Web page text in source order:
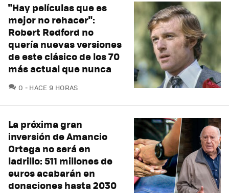
"Hay películas que es
mejor no rehacer":
Robert Redford no
quería nuevas versiones
de este clásico de los 70
más actual que nunca
0 COMENTARIOS
HACE 9 HORAS
La próxima gran
inversión de Amancio
Ortega no será en
ladrillo: 511 millones de
euros acabarán en
donaciones hasta 2030